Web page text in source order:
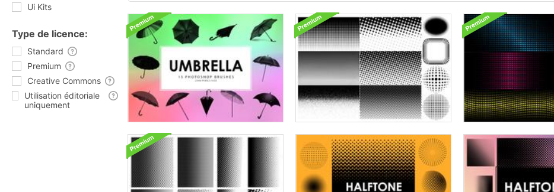
Ui Kits
Type de licence:
Standard
Premium
Creative Commons
Utilisation éditoriale
uniquement